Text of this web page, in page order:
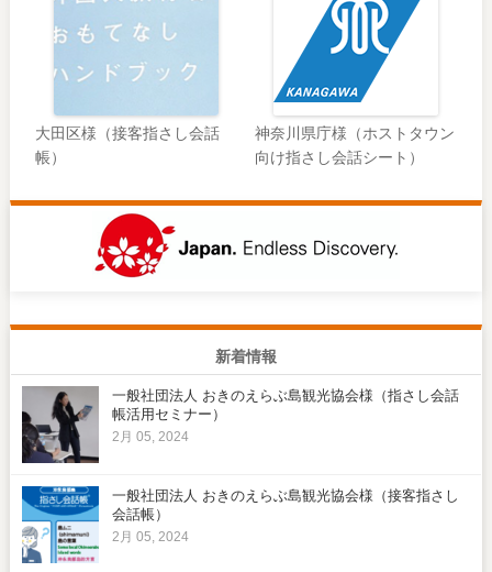
大田区様（接客指さし会話
帳）
神奈川県庁様（ホストタウン
向け指さし会話シート）
新着情報
一般社団法人 おきのえらぶ島観光協会様（指さし会話
帳活用セミナー）
2月 05, 2024
一般社団法人 おきのえらぶ島観光協会様（接客指さし
会話帳）
2月 05, 2024